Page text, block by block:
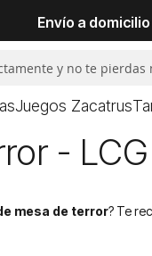
Envío a
Juegos Zacatrus
- LCG
mesa de terror? Te